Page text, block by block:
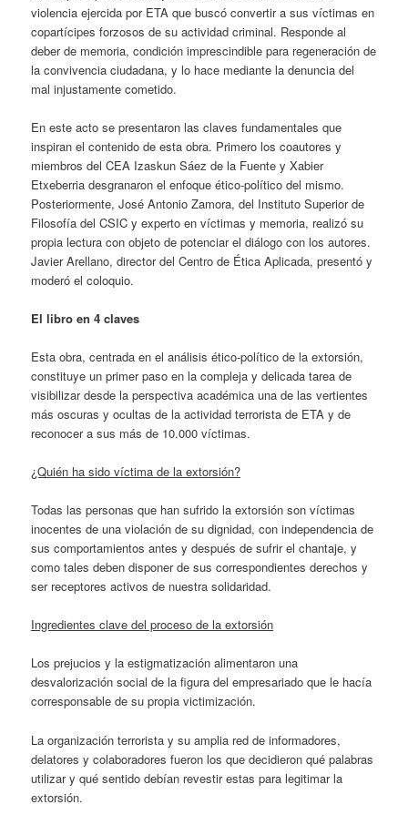
violencia ejercida por ETA que buscó convertir a sus víctimas en
copartícipes forzosos de su actividad criminal. Responde al
deber de memoria, condición imprescindible para regeneración de
la convivencia ciudadana, y lo hace mediante la denuncia del
mal injustamente cometido.
En este acto se presentaron las claves fundamentales que
inspiran el contenido de esta obra. Primero los coautores y
miembros del CEA Izaskun Sáez de la Fuente y Xabier
Etxeberria desgranaron el enfoque ético-político del mismo.
Posteriormente, José Antonio Zamora, del Instituto Superior de
Filosofía del CSIC y experto en víctimas y memoria, realizó su
propia lectura con objeto de potenciar el diálogo con los autores.
Javier Arellano, director del Centro de Ética Aplicada, presentó y
moderó el coloquio.
El libro en 4 claves
Esta obra, centrada en el análisis ético-político de la extorsión,
constituye un primer paso en la compleja y delicada tarea de
visibilizar desde la perspectiva académica una de las vertientes
más oscuras y ocultas de la actividad terrorista de ETA y de
reconocer a sus más de 10.000 víctimas.
¿Quién ha sido víctima de la extorsión?
Todas las personas que han sufrido la extorsión son víctimas
inocentes de una violación de su dignidad, con independencia de
sus comportamientos antes y después de sufrir el chantaje, y
como tales deben disponer de sus correspondientes derechos y
ser receptores activos de nuestra solidaridad.
Ingredientes clave del proceso de la extorsión
Los prejucios y la estigmatización alimentaron una
desvalorización social de la figura del empresariado que le hacía
corresponsable de su propia victimización.
La organización terrorista y su amplia red de informadores,
delatores y colaboradores fueron los que decidieron qué palabras
utilizar y qué sentido debían revestir estas para legitimar la
extorsión.